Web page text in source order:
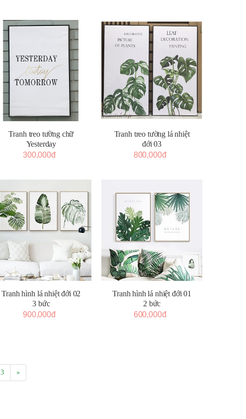
Tranh treo tường chữ
Yesterday
300,000đ
Tranh treo tường lá nhiệt
đới 03
800,000đ
Tranh hình lá nhiệt đới 02
3 bức
900,000đ
Tranh hình lá nhiệt đới 01
2 bức
600,000đ
3 »